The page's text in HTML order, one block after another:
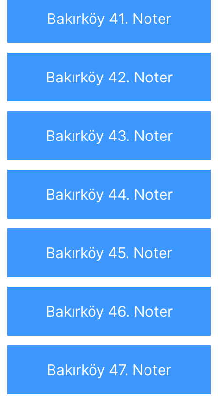
Bakırköy 41. Noter
Bakırköy 42. Noter
Bakırköy 43. Noter
Bakırköy 44. Noter
Bakırköy 45. Noter
Bakırköy 46. Noter
Bakırköy 47. Noter